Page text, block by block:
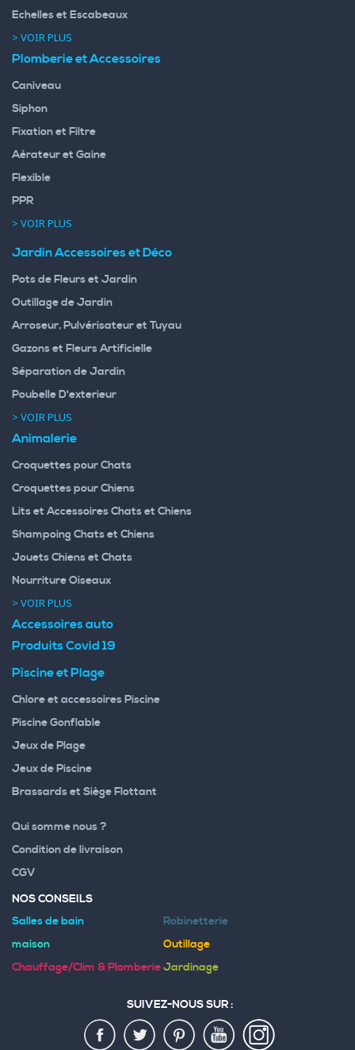
Echelles et Escabeaux
> VOIR PLUS
Plomberie et Accessoires
Caniveau
Siphon
Fixation et Filtre
Aérateur et Gaine
Flexible
PPR
> VOIR PLUS
Jardin Accessoires et Déco
Pots de Fleurs et Jardin
Outillage de Jardin
Arroseur, Pulvérisateur et Tuyau
Gazons et Fleurs Artificielle
Séparation de Jardin
Poubelle D'exterieur
> VOIR PLUS
Animalerie
Croquettes pour Chats
Croquettes pour Chiens
Lits et Accessoires Chats et Chiens
Shampoing Chats et Chiens
Jouets Chiens et Chats
Nourriture Oiseaux
> VOIR PLUS
Accessoires auto
Produits Covid 19
Piscine et Plage
Chlore et accessoires Piscine
Piscine Gonflable
Jeux de Plage
Jeux de Piscine
Brassards et Siège Flottant
Qui somme nous ?
Condition de livraison
CGV
NOS CONSEILS
Salles de bain
Robinetterie
maison
Outillage
Chauffage/Clim & PlomberieJardinage
SUIVEZ-NOUS SUR :